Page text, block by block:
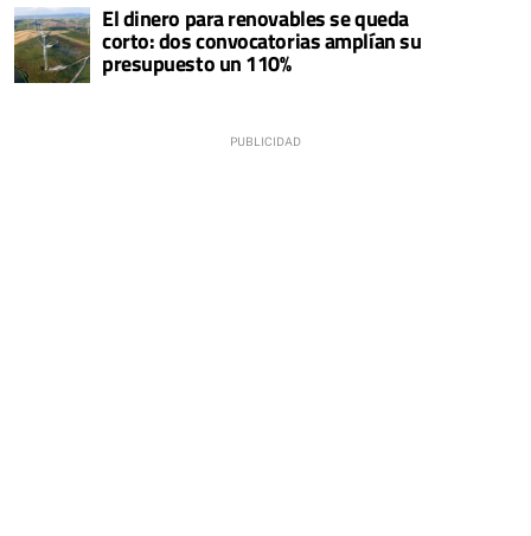
El dinero para renovables se queda
corto: dos convocatorias amplían su
presupuesto un 110%